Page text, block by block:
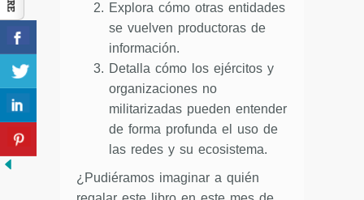
Explora cómo otras entidades
se vuelven productoras de
información.
Detalla cómo los ejércitos y
organizaciones no
militarizadas pueden entender
de forma profunda el uso de
las redes y su ecosistema.
¿Pudiéramos imaginar a quién